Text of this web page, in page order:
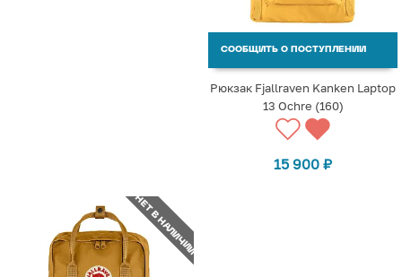
СООБЩИТЬ О ПОСТУПЛЕНИИ
Рюкзак Fjallraven Kanken Laptop
13 Ochre (160)
15 900 ₽
НЕТ В НАЛИЧИИ